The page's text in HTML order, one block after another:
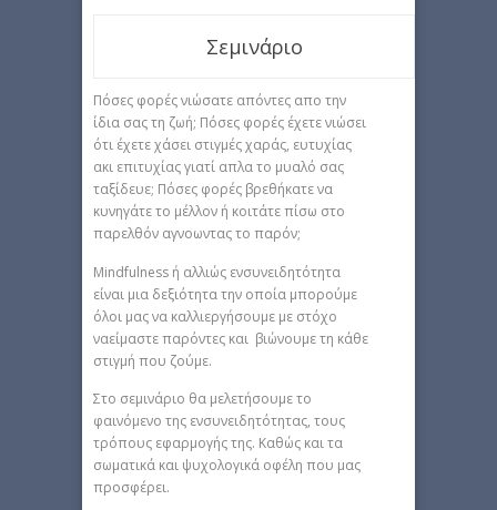
Σεμινάριο
Πόσες φορές νιώσατε απόντες απο την
ίδια σας τη ζωή; Πόσες φορές έχετε νιώσει
ότι έχετε χάσει στιγμές χαράς, ευτυχίας
ακι επιτυχίας γιατί απλα το μυαλό σας
ταξίδευε; Πόσες φορές βρεθήκατε να
κυνηγάτε το μέλλον ή κοιτάτε πίσω στο
παρελθόν αγνοωντας το παρόν;
Mindfulness ή αλλιώς ενσυνειδητότητα
είναι μια δεξιότητα την οποία μπορούμε
όλοι μας να καλλιεργήσουμε με στόχο
ναείμαστε παρόντες και βιώνουμε τη κάθε
στιγμή που ζούμε.
Στο σεμινάριο θα μελετήσουμε το
φαινόμενο της ενσυνειδητότητας, τους
τρόπους εφαρμογής της. Καθώς και τα
σωματικά και ψυχολογικά οφέλη που μας
προσφέρει.